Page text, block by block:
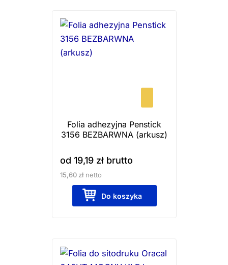
Folia adhezyjna Penstick
3156 BEZBARWNA (arkusz)
od 19,19 złbrutto
15,60 złnetto
Do koszyka
produkt
Opcje
na
stronie
produkt